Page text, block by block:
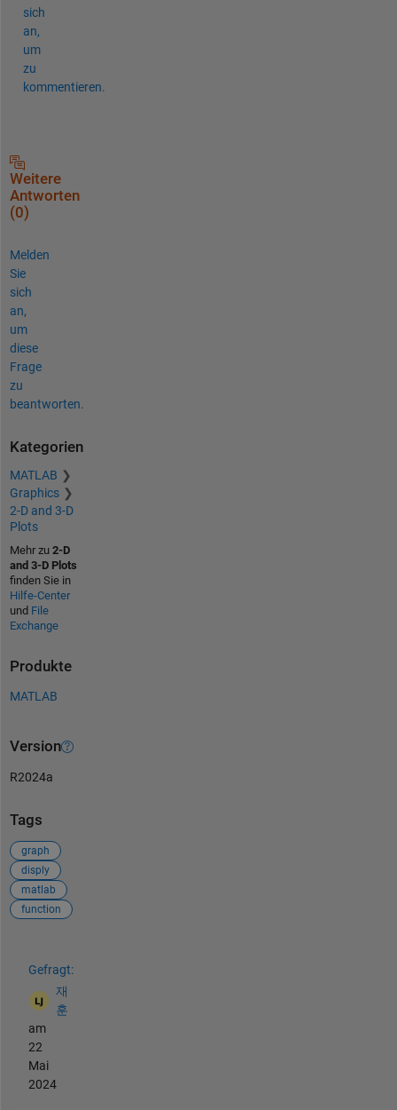
sich
an,
um
zu
kommentieren.
Weitere
Antworten
(0)
Melden
Sie
sich
an,
um
diese
Frage
zu
beantworten.
Kategorien
MATLAB
Graphics
2-D and 3-D
Plots
Mehr zu 2-D
and 3-D Plots
finden Sie in
Hilfe-Center
und File
Exchange
Produkte
MATLAB
Version
R2024a
Tags
graph
disply
matlab
function
Gefragt:
재
훈
am
22
Mai
2024